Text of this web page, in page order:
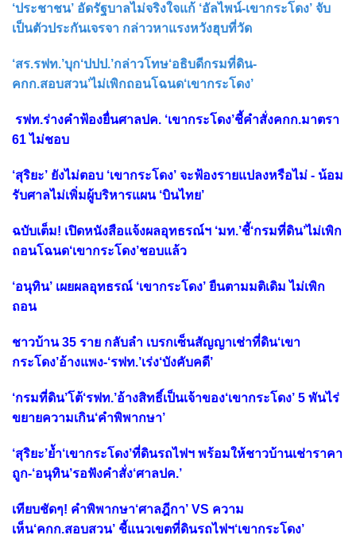
‘ประชาชน’ อัดรัฐบาลไม่จริงใจแก้ ‘อัลไพน์-เขากระโดง’ จับ
เป็นตัวประกันเจรจา กล่าวหาแรงหวังฮุบที่วัด
‘สร.รฟท.’บุก‘ปปป.’กล่าวโทษ‘อธิบดีกรมที่ดิน-
คกก.สอบสวน’ไม่เพิกถอนโฉนด‘เขากระโดง’
รฟท.ร่างคำฟ้องยื่นศาลปค. ‘เขากระโดง’ชี้คำสั่งคกก.มาตรา
61 ไม่ชอบ
‘สุริยะ’ ยังไม่ตอบ ‘เขากระโดง’ จะฟ้องรายแปลงหรือไม่ - น้อม
รับศาลไม่เพิ่มผู้บริหารแผน ‘บินไทย’
ฉบับเต็ม! เปิดหนังสือแจ้งผลอุทธรณ์ฯ ‘มท.’ชี้‘กรมที่ดิน’ไม่เพิก
ถอนโฉนด‘เขากระโดง’ชอบแล้ว
‘อนุทิน’ เผยผลอุทธรณ์ ‘เขากระโดง’ ยืนตามมติเดิม ไม่เพิก
ถอน
ชาวบ้าน 35 ราย กลับลำ เบรกเซ็นสัญญาเช่าที่ดิน‘เขา
กระโดง’อ้างแพง-‘รฟท.’เร่ง‘บังคับคดี’
‘กรมที่ดิน’โต้‘รฟท.’อ้างสิทธิ์เป็นเจ้าของ‘เขากระโดง’ 5 พันไร่
ขยายความเกิน‘คำพิพากษา’
‘สุริยะ’ย้ำ‘เขากระโดง’ที่ดินรถไฟฯ พร้อมให้ชาวบ้านเช่าราคา
ถูก-‘อนุทิน’รอฟังคำสั่ง‘ศาลปค.’
เทียบชัดๆ! คำพิพากษา‘ศาลฎีกา’ VS ความ
เห็น‘คกก.สอบสวน’ ชี้แนวเขตที่ดินรถไฟฯ‘เขากระโดง’